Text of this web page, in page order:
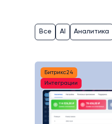
Все AI Аналитика
Битрикс24
Интеграции